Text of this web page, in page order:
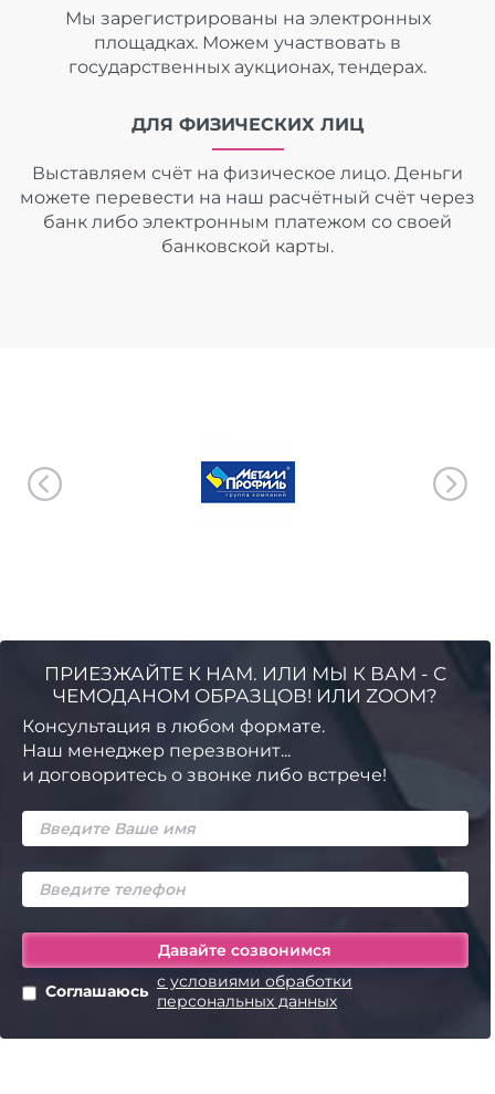
Мы зарегистрированы на электронных
площадках. Можем участвовать в
государственных аукционах, тендерах.
ДЛЯ ФИЗИЧЕСКИХ ЛИЦ
Выставляем счёт на физическое лицо. Деньги
можете перевести на наш расчётный счёт через
банк либо электронным платежом со своей
банковской карты.
ПРИЕЗЖАЙТЕ К НАМ. ИЛИ МЫ К ВАМ - С
ЧЕМОДАНОМ ОБРАЗЦОВ! ИЛИ ZOOM?
Консультация в любом формате.
Наш менеджер перезвонит...
и договоритесь о звонке либо встрече!
Соглашаюсь с условиями обработки
персональных данных